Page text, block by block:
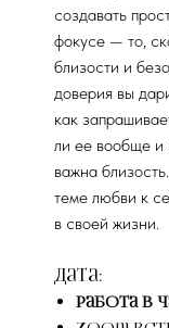
создавать
фокусе — то,
близости и
доверия вы
как
ли ее вообще и
важна
теме любви к
в своей жизни.
Дата:
работа в